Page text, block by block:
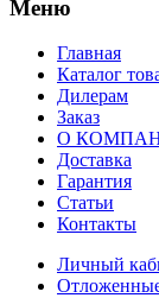
Меню
Главная
Каталог
Дилерам
Заказ
О
Доставка
Гарантия
Статьи
Контакты
Личный